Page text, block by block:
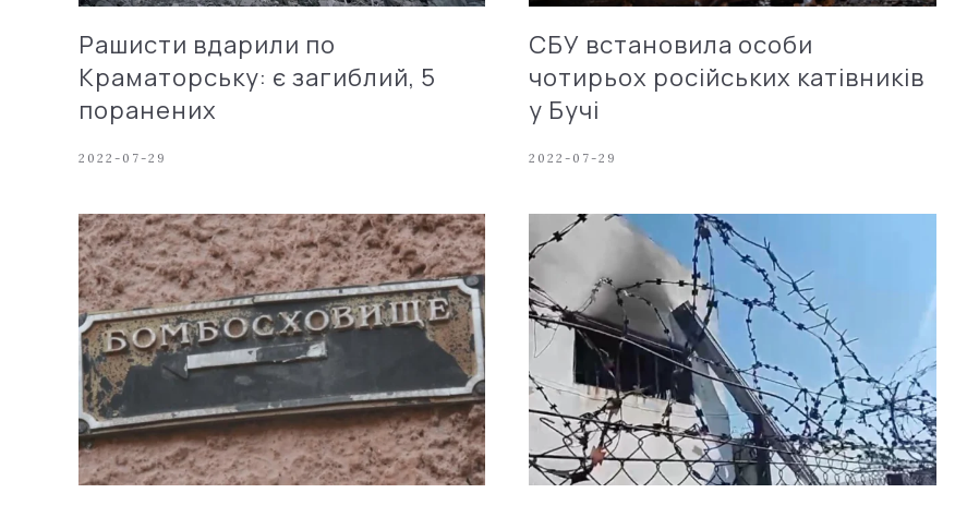
Рашисти вдарили по
Краматорську: є загиблий, 5
поранених
2022-07-29
СБУ встановила особи
чотирьох російських катівників
у Бучі
2022-07-29